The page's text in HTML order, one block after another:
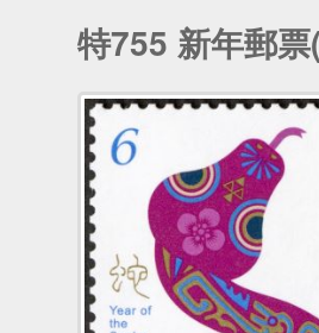
特755 新年郵